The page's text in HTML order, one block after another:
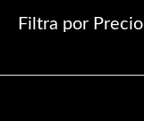
Filtra por Precio